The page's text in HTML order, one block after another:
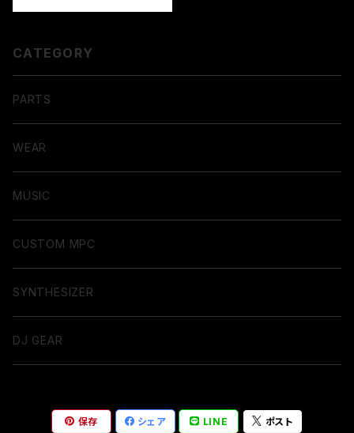
CATEGORY
PARTS
WEAR
MUSIC
CUSTOM MPC
SYNTHESIZER
DJ GEAR
保存 シェア LINE ポスト